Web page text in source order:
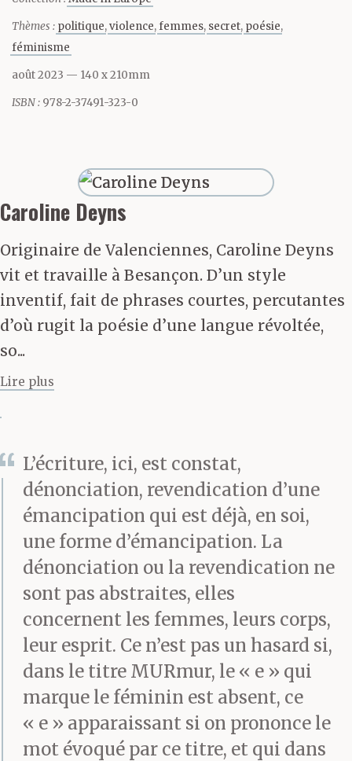
bordel Plaque électrique
Vieille bouilloire Lait
concentré Sucre en
morceaux Mouchoirs en
fraise Cahiers écornés
Magazines déchirés
Moulin à poivre
Rouleaux de PQ
Canettes de soda Café
Rouge à lèvres Briques
Cotons-tiges Casseroles
Carafe Conserves
Ketchup Tampons
Cendrier Cigarettes
Allumettes Torchon
Eponge Etagères
Dentelles Plateau
Couverts Assiettes Bols
Verres Bassine
Thèmes : politique violence femmes secret poésie
féminisme
août 2023 — 140 x 210mm
ISBN : 978-2-37491-323-0
Caroline Deyns
Originaire de Valenciennes, Caroline Deyns
vit et travaille à Besançon. D’un style
inventif, fait de phrases courtes, percutantes
d’où rugit la poésie d’une langue révoltée,
so...
Lire plus
L’écriture, ici, est constat,
dénonciation, revendication d’une
émancipation qui est déjà, en soi,
une forme d’émancipation. La
dénonciation ou la revendication ne
sont pas abstraites, elles
concernent les femmes, leurs corps,
leur esprit. Ce n’est pas un hasard si,
dans le titre MURmur, le « e » qui
marque le féminin est absent, ce
« e » apparaissant si on prononce le
mot évoqué par ce titre, et qui dans